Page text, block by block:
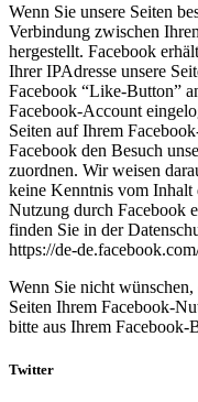
Wenn Sie unsere Seiten
Verbindung zwischen
hergestellt. Facebook
Ihrer IPAdresse unsere
Facebook “Like-Button”
Facebook-Account
Seiten auf Ihrem
Facebook den Besuch
zuordnen. Wir weisen
keine Kenntnis vom Inhalt
Nutzung durch Facebook
finden Sie in der
https://de-
Wenn Sie nicht wünschen,
Seiten Ihrem Facebook-
bitte aus Ihrem Facebook-
Twitter